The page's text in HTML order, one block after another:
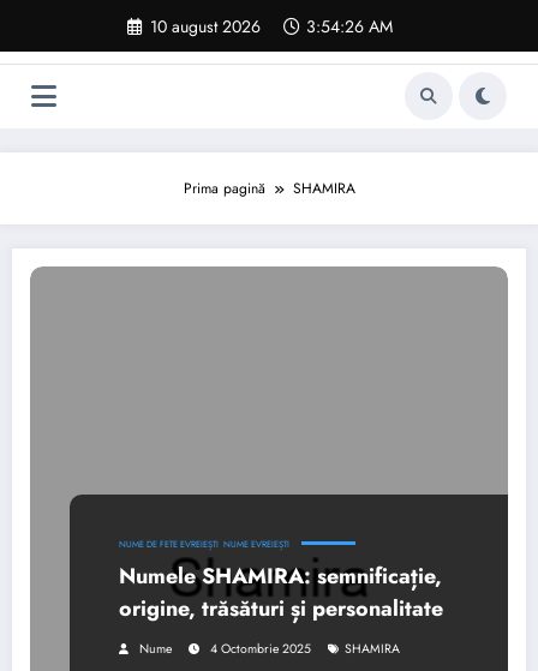
conținut
10 august 2026 3:54:26 AM
Prima pagină SHAMIRA
NUME DE FETE EVREIEȘTI NUME EVREIEȘTI
Numele SHAMIRA: semnificație,
origine, trăsături și personalitate
Nume 4 Octombrie 2025 SHAMIRA